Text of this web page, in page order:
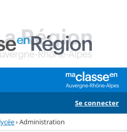
Se connecter
›Administration